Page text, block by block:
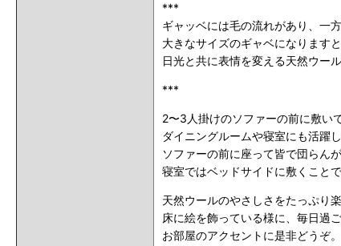
***
ギャッベには毛の流れがあり、一
大きなサイズのギャベになります
日光と共に表情を変える天然ウー
***
2〜3人掛けのソファーの前に敷い
ダイニングルームや寝室にも活躍し
ソファーの前に座って皆で団らん
寝室ではベッドサイドに敷くこと
天然ウールのやさしさをたっぷり
床に絵を飾っている様に、毎日過
お部屋のアクセントに是非どうぞ。